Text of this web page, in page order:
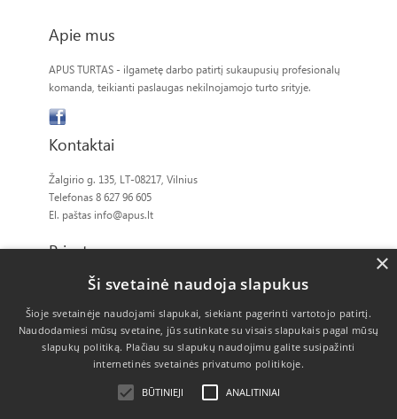
Apie mus
APUS TURTAS - ilgametę darbo patirtį sukaupusių profesionalų
komanda, teikianti paslaugas nekilnojamojo turto srityje.
Kontaktai
Žalgirio g. 135, LT-08217, Vilnius
Telefonas 8 627 96 605
El. paštas info@apus.lt
Privatumas
Slapukų politikaŠi svetainė naudoja slapukus
Šioje svetainėje naudojami slapukai, siekiant pagerinti vartotojo patirtį.
Naudodamiesi mūsų svetaine, jūs sutinkate su visais slapukais pagal mūsų
slapukų politiką. Plačiau su slapukų naudojimu galite susipažinti
internetinės svetainės privatumo politikoje.
BŪTINIEJI ANALITINIAI
×